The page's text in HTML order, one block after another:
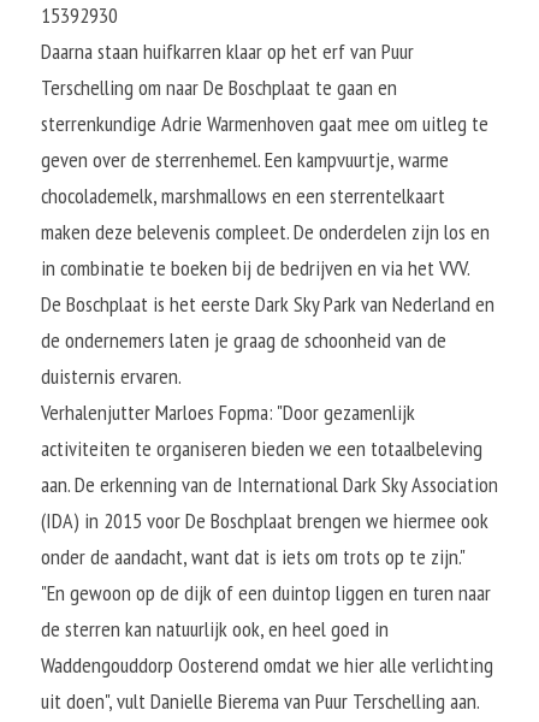
15392930
Daarna staan huifkarren klaar op het erf van Puur
Terschelling om naar De Boschplaat te gaan en
sterrenkundige Adrie Warmenhoven gaat mee om uitleg te
geven over de sterrenhemel. Een kampvuurtje, warme
chocolademelk, marshmallows en een sterrentelkaart
maken deze belevenis compleet. De onderdelen zijn los en
in combinatie te boeken bij de bedrijven en via het VVV.
De Boschplaat is het eerste Dark Sky Park van Nederland en
de ondernemers laten je graag de schoonheid van de
duisternis ervaren.
Verhalenjutter Marloes Fopma: "Door gezamenlijk
activiteiten te organiseren bieden we een totaalbeleving
aan. De erkenning van de International Dark Sky Association
(IDA) in 2015 voor De Boschplaat brengen we hiermee ook
onder de aandacht, want dat is iets om trots op te zijn."
"En gewoon op de dijk of een duintop liggen en turen naar
de sterren kan natuurlijk ook, en heel goed in
Waddengouddorp Oosterend omdat we hier alle verlichting
uit doen", vult Danielle Bierema van Puur Terschelling aan.